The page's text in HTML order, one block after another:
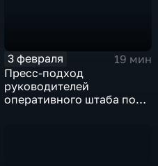
3 февраля
19 мин
Пресс-подход
руководителей
оперативного штаба по